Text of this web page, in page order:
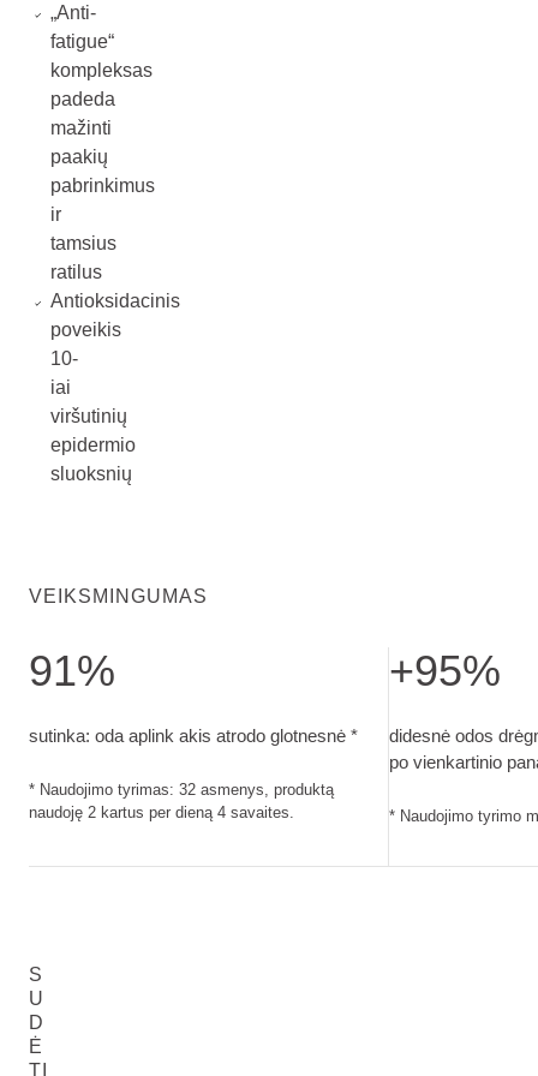
„Anti-
fatigue“
kompleksas
padeda
mažinti
paakių
pabrinkimus
ir
tamsius
ratilus
Antioksidacinis
poveikis
10-
iai
viršutinių
epidermio
sluoksnių
VEIKSMINGUMAS
91%
sutinka: oda aplink akis atrodo glotnesnė *
* Naudojimo tyrimas: 32 asmenys, produktą
naudoję 2 kartus per dieną 4 savaites.
+95%
didesnė odos
po vienkartinio
* Naudojimo tyrimo
S
U
D
Ė
TI